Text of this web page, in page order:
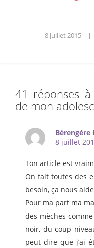
8 juillet 2015 |
41 réponses à
de mon
Bérengère
8 juillet
Ton article est
On fait toutes des
besoin, ça nous
Pour ma part ma
des mèches
noir, du coup
peut dire que j’ai